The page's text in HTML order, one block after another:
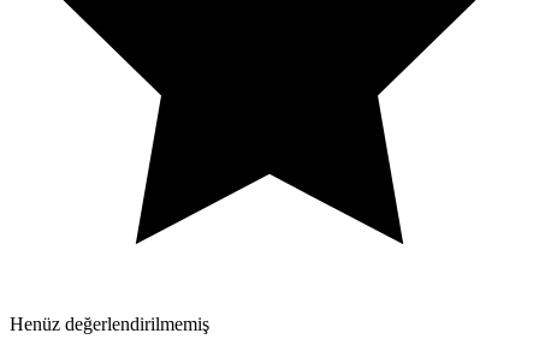
Henüz değerlendirilmemiş